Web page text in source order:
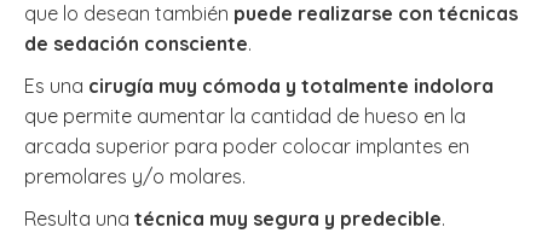
que lo desean también puede realizarse con técnicas
de sedación consciente.
Es una cirugía muy cómoda y totalmente indolora
que permite aumentar la cantidad de hueso en la
arcada superior para poder colocar implantes en
premolares y/o molares.
Resulta una técnica muy segura y predecible.